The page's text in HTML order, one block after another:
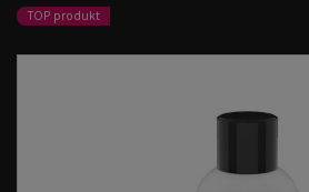
TOP produkt